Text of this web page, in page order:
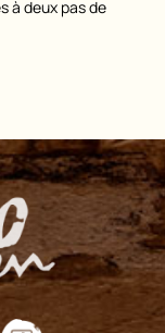
à deux pas de